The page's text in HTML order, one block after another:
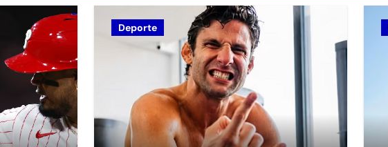
Deporte